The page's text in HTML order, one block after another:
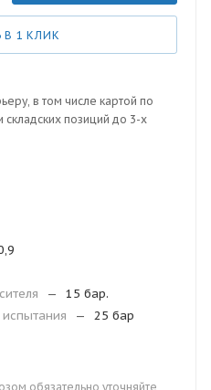
В 1 КЛИК
в том числе картой по
складских позиций до 3-х
—
15 бар.
— 25 бар
обязательно уточняйте